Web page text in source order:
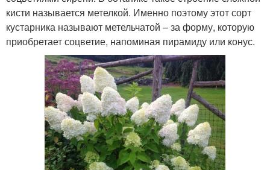
кисти называется метелкой. Именно поэтому этот сорт
кустарника называют метельчатой – за форму, которую
приобретает соцветие, напоминая пирамиду или конус.